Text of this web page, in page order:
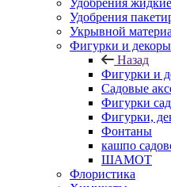
Удобрения
Удобрения
Укрывной
Фигурки и декоры
Назад
Фигурки и
Садовые
Фигурки
Фигурки,
Фонтаны
кашпо
ШАМОТ
Флористика